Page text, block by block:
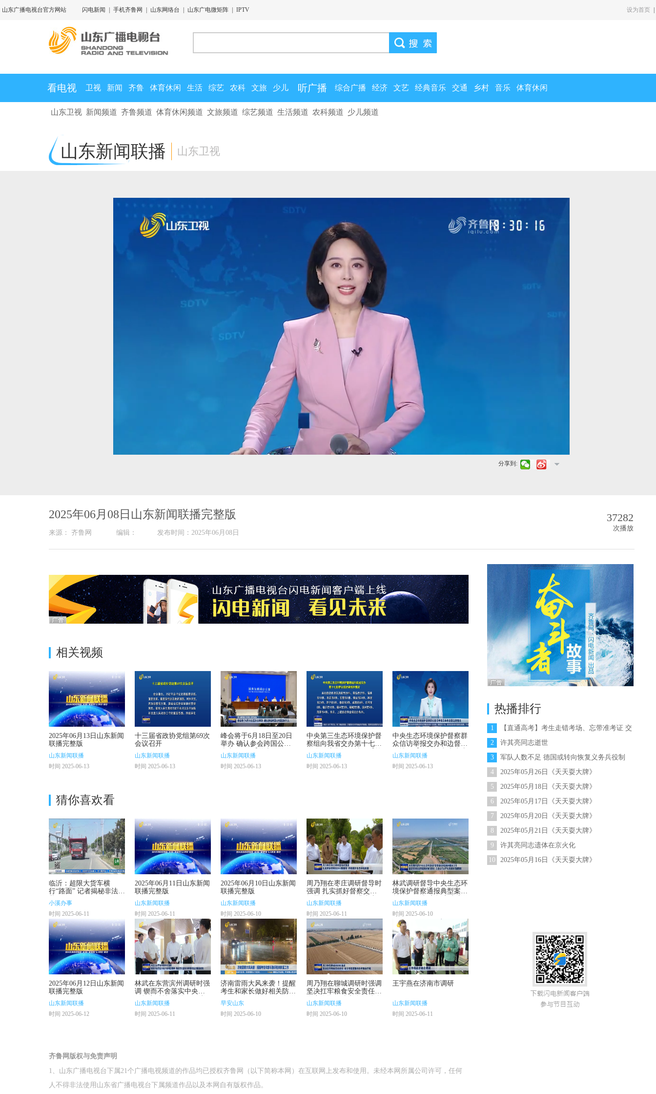
山东广播电视台官方网站 闪电新闻 手机齐鲁网 山东网络台 山东广电微矩阵 IPTV 设为首页
看电视 卫视 新闻 齐鲁 体育休闲 生活 综艺 农科 文旅 少儿 听广播 综合广播 经济 文艺 经典音乐 交通 乡村 音乐 体育休闲
山东卫视 新闻频道 齐鲁频道 体育休闲频道 文旅频道 综艺频道 生活频道 农科频道 少儿频道
山东新闻联播 山东卫视
分享到:
2025年06月08日山东新闻联播完整版
来源： 齐鲁网 编辑： 发布时间：2025年06月08日
37282
次播放
相关视频
2025年06月13日山东新闻
联播完整版
山东新闻联播
时间 2025-06-13
十三届省政协党组第69次
会议召开
山东新闻联播
时间 2025-06-13
峰会将于6月18日至20日
举办 确认参会跨国公司
嘉宾471人【第六届跨国
公司领导人青岛峰会】
山东新闻联播
时间 2025-06-13
中央第三生态环境保护督
察组向我省交办第十七批
群众信访举报件情况【第
三轮中央生态环境保护督
察在山东】
山东新闻联播
时间 2025-06-13
中央生态环境保护督察群
众信访举报交办和边督边
改情况【第三轮中央生态
环境保护督察在山东】
山东新闻联播
时间 2025-06-13
猜你喜欢看
临沂：超限大货车横
行“路面” 记者揭秘非法改
装厂！
小溪办事
时间 2025-06-11
2025年06月11日山东新闻
联播完整版
山东新闻联播
时间 2025-06-11
2025年06月10日山东新闻
联播完整版
山东新闻联播
时间 2025-06-10
周乃翔在枣庄调研督导时
强调 扎实抓好督察交办
问题整改 持续提升生态
环境质量
山东新闻联播
时间 2025-06-11
林武调研督导中央生态环
境保护督察通报典型案例
整改工作 坚定扛牢生态
环境保护政治责任 立说
立行从严从实抓好问题整
改
山东新闻联播
时间 2025-06-10
2025年06月12日山东新闻
联播完整版
山东新闻联播
时间 2025-06-12
林武在东营滨州调研时强
调 锲而不舍落实中央八
项规定精神 推动作风建
设不断取得新进展新成效
山东新闻联播
时间 2025-06-11
济南雷雨大风来袭！提醒
考生和家长做好相关防范
工作
早安山东
时间 2025-06-10
周乃翔在聊城调研时强调
坚决扛牢粮食安全责任
全力夺取夏粮和全年粮食
丰收
山东新闻联播
时间 2025-06-10
王宇燕在济南市调研
山东新闻联播
时间 2025-06-11
齐鲁网版权与免责声明
1、山东广播电视台下属21个广播电视频道的作品均已授权齐鲁网（以下简称本网）在互联网上发布和使用。未经本网所属公司许可，任何
人不得非法使用山东省广播电视台下属频道作品以及本网自有版权作品。
热播排行
1
【直通高考】考生走错考场、忘带准考证 交
警变身“闪电侠”暖心解困
2
许其亮同志逝世
3
军队人数不足 德国或转向恢复义务兵役制
4
2025年05月26日《天天耍大牌》
5
2025年05月18日《天天耍大牌》
6
2025年05月17日《天天耍大牌》
7
2025年05月20日《天天耍大牌》
8
2025年05月21日《天天耍大牌》
9
许其亮同志遗体在京火化
10
2025年05月16日《天天耍大牌》